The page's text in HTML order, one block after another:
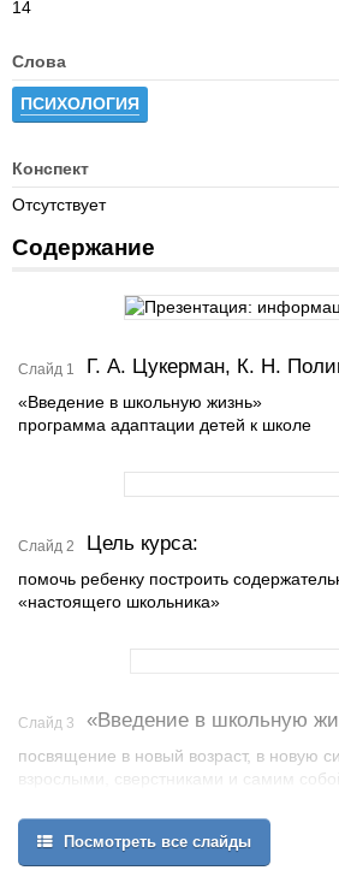
14
Слова
ПСИХОЛОГИЯ
Конспект
Отсутствует
Содержание
Слайд 1 Г. А. Цукерман, К. Н.
«Введение в школьную жизнь»
программа адаптации детей к школе
Слайд 2 Цель курса:
помочь ребенку построить
«настоящего школьника»
Слайд 3 «Введение в школьную
посвящение в новый возраст, в новую
взрослыми, сверстниками и самим
сотрудничества
Посмотреть все слайды